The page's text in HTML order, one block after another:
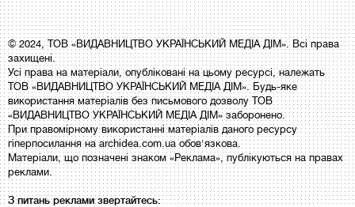
© 2024, ТОВ «ВИДАВНИЦТВО УКРАЇНСЬКИЙ МЕДІА ДІМ». Всі права
захищені.
Усі права на матеріали, опубліковані на цьому ресурсі, належать
ТОВ «ВИДАВНИЦТВО УКРАЇНСЬКИЙ МЕДІА ДІМ». Будь-яке
використання матеріалів без письмового дозволу ТОВ
«ВИДАВНИЦТВО УКРАЇНСЬКИЙ МЕДІА ДІМ» заборонено.
При правомірному використанні матеріалів даного ресурсу
гіперпосилання на archidea.com.ua обов'язкова.
Матеріали, що позначені знаком «Реклама», публікуються на правах
реклами.
З питань реклами звертайтесь: